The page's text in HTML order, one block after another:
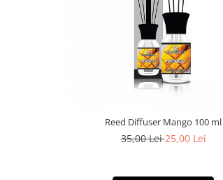
Reed Diffuser Mango 100 ml
35,00 Lei25,00 Lei